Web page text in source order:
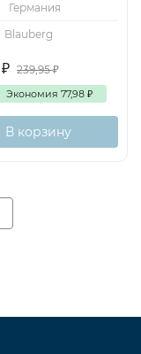
Германия
Blauberg
₽ 239,95₽
Экономия 77,98 ₽
В корзину